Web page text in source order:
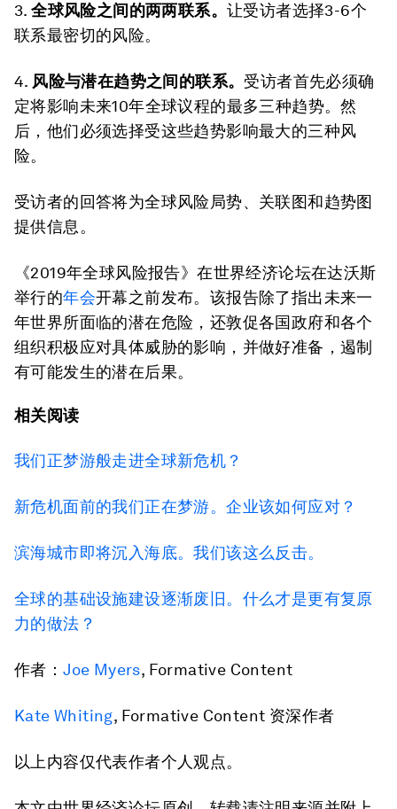
3.全球风险之间的两两联系。让受访者选择3-6个
联系最密切的风险。
4. 风险与潜在趋势之间的联系。 受访者首先必须确
定将影响未来10年全球议程的最多三种趋势。然
后，他们必须选择受这些趋势影响最大的三种风
险。
受访者的回答将为全球风险局势、关联图和趋势图
提供信息。
《2019年全球风险报告》在世界经济论坛在达沃斯
举行的年会开幕之前发布。该报告除了指出未来一
年世界所面临的潜在危险，还敦促各国政府和各个
组织积极应对具体威胁的影响，并做好准备，遏制
有可能发生的潜在后果。
相关阅读
我们正梦游般走进全球新危机？
新危机面前的我们正在梦游。企业该如何应对？
滨海城市即将沉入海底。我们该这么反击。
全球的基础设施建设逐渐废旧。什么才是更有复原
力的做法？
作者：Joe Myers, Formative Content
Kate Whiting, Formative Content 资深作者
以上内容仅代表作者个人观点。